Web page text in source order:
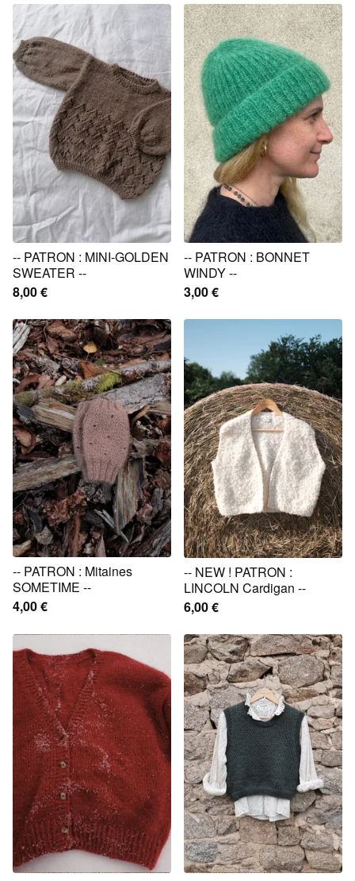
-- PATRON : MINI-GOLDEN
SWEATER --
8,00€
-- PATRON : BONNET
WINDY --
3,00€
-- PATRON : Mitaines
SOMETIME --
4,00€
-- NEW ! PATRON :
LINCOLN Cardigan --
6,00€